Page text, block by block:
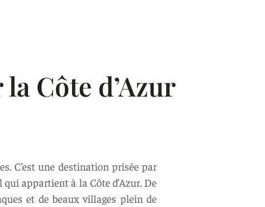
Côte d’Azur
C’est une destination prisée par
appartient à la Côte d’Azur. De
et de beaux villages plein de